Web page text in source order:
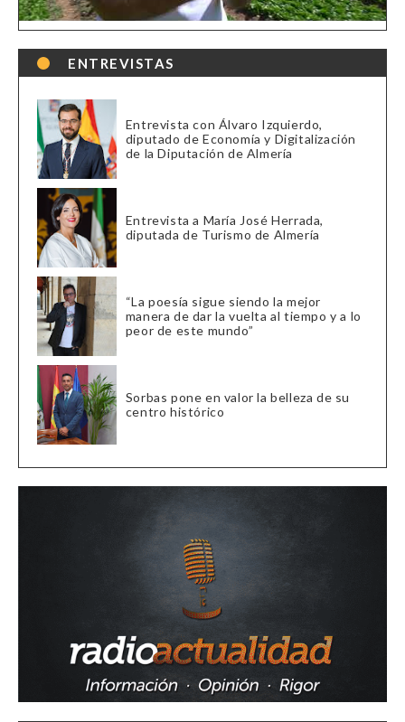
ENTREVISTAS
Entrevista con Álvaro Izquierdo,
diputado de Economía y Digitalización
de la Diputación de Almería
Entrevista a María José Herrada,
diputada de Turismo de Almería
“La poesía sigue siendo la mejor
manera de dar la vuelta al tiempo y a lo
peor de este mundo”
Sorbas pone en valor la belleza de su
centro histórico